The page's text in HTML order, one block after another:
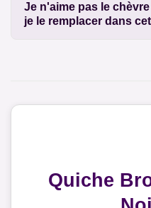
Je n'aime pas le
je le remplacer dans
Quiche